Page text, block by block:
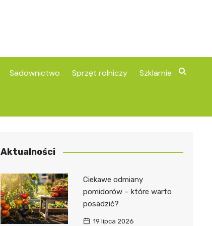
Sadownictwo Sprzęt rolniczy Szklarnie
Aktualności
Ciekawe odmiany
pomidorów – które warto
posadzić?
19 lipca 2026